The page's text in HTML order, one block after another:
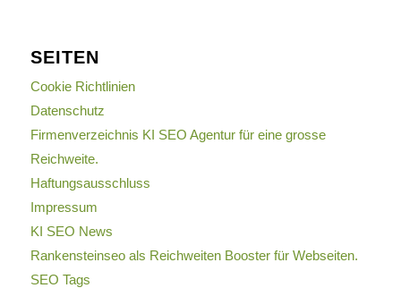
SEITEN
Cookie Richtlinien
Datenschutz
Firmenverzeichnis KI SEO Agentur für eine grosse
Reichweite.
Haftungsausschluss
Impressum
KI SEO News
Rankensteinseo als Reichweiten Booster für Webseiten.
SEO Tags